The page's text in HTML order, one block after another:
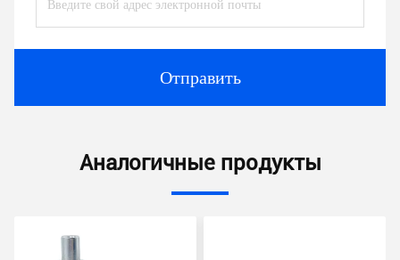
Отправить
Аналогичные продукты